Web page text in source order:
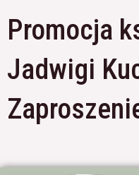
Promocja
Jadwigi